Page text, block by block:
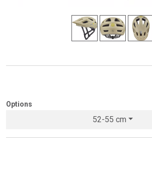
Options
52-55 cm